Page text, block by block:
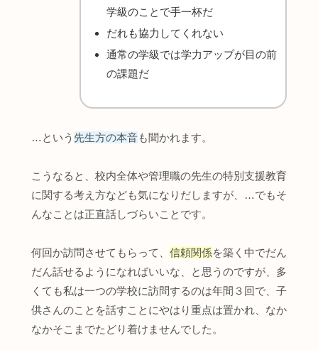
学級のことで手一杯だ
だれも協力してくれない
通常の学級では学力アップが目の前
の課題だ
…という 先生方の本音も聞かれます。
こうなると、校内全体や管理職の先生の特別支援教育
に関する考え方なども気になりだしますが、…でもそ
んなことは正直話しづらいことです。
何回か訪問させてもらって、 信頼関係を築く中でだん
だん話せるようになればいいな、と思うのですが、多
くても私は一つの学校に訪問するのは年間３回で、子
供さんのことを話すことにやはり重点は置かれ、なか
なかそこまでたどり着けませんでした。